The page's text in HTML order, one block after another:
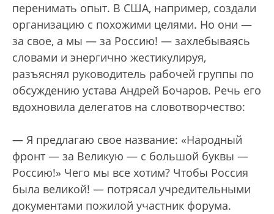
перенимать опыт. В США, например, создали
организацию с похожими целями. Но они —
за свое, а мы — за Россию! — захлебываясь
словами и энергично жестикулируя,
разъяснял руководитель рабочей группы по
обсуждению устава Андрей Бочаров. Речь его
вдохновила делегатов на словотворчество:
— Я предлагаю свое название: «Народный
фронт — за Великую — с большой буквы —
Россию!» Чего мы все хотим? Чтобы Россия
была великой! — потрясал учредительными
документами пожилой участник форума.